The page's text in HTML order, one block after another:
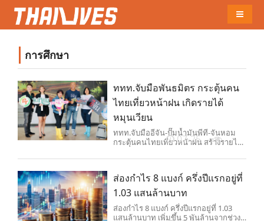
การศึกษา
ททท.จับมือพันธมิตร กระตุ้นคน
ไทยเที่ยวหน้าฝน เกิดรายได้
หมุนเวียน
ททท.จับมืออีจัน-ปั๊มน้ำมันพีที-จันหอม
กระตุ้นคนไทยเที่ยวหน้าฝน สร้างรายได้
07-25
ส่องกำไร 8 แบงก์ ครึ่งปีแรกอยู่ที่
1.03 แสนล้านบาท
ส่องกำไร 8 แบงก์ ครึ่งปีแรกอยู่ที่ 1.03
แสนล้านบาท เพิ่มขึ้น 5 พันล้านจากช่วง